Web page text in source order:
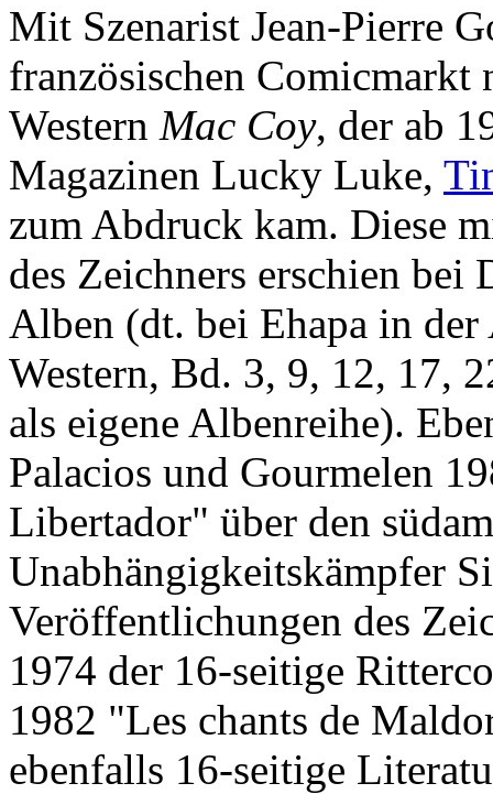
Mit Szenarist Jean-Pierre
französischen Comicmarkt
Western Mac Coy, der ab
Magazinen Lucky Luke,
zum Abdruck kam. Diese
des Zeichners erschien bei
Alben (dt. bei Ehapa in
Western, Bd. 3, 9, 12, 17,
als eigene Albenreihe).
Palacios und Gourmelen
Libertador" über den
Unabhängigkeitskämpfer
Veröffentlichungen des
1974 der 16-seitige
1982 "Les chants de
ebenfalls 16-seitige